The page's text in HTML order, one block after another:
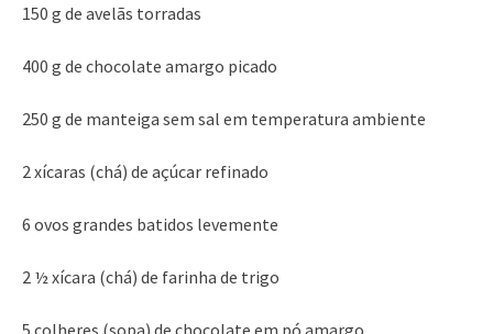
150 g de avelãs torradas
400 g de chocolate amargo picado
250 g de manteiga sem sal em temperatura ambiente
2 xícaras (chá) de açúcar refinado
6 ovos grandes batidos levemente
2 ½ xícara (chá) de farinha de trigo
5 colheres (sopa) de chocolate em pó amargo